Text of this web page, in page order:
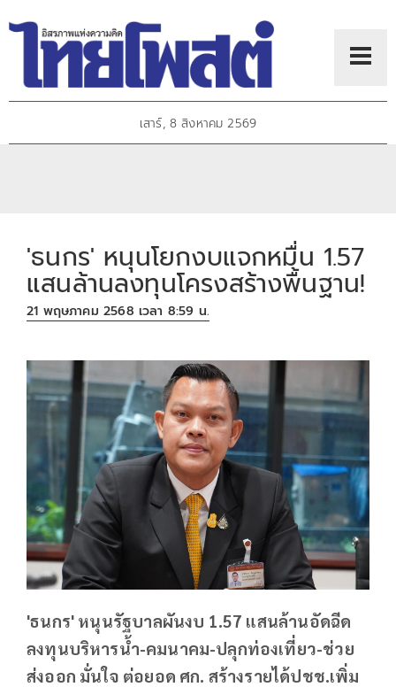
เสาร์, 8 สิงหาคม 2569
'ธนกร' หนุนโยกงบแจกหมื่น 1.57
แสนล้านลงทุนโครงสร้างพื้นฐาน!
21 พฤษภาคม 2568 เวลา 8:59 น.
'ธนกร' หนุนรัฐบาลผันงบ 1.57 แสนล้านอัดฉีด
ลงทุนบริหารน้ำ-คมนาคม-ปลุกท่องเที่ยว-ช่วย
ส่งออก มั่นใจ ต่อยอด ศก. สร้างรายได้ปชช.เพิ่ม